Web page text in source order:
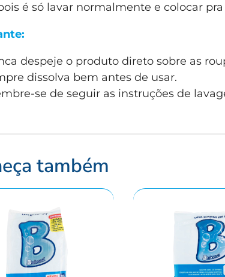
é só lavar normalmente e colocar pra
despeje o produto direto sobre as
dissolva bem antes de usar.
se de seguir as instruções de
também